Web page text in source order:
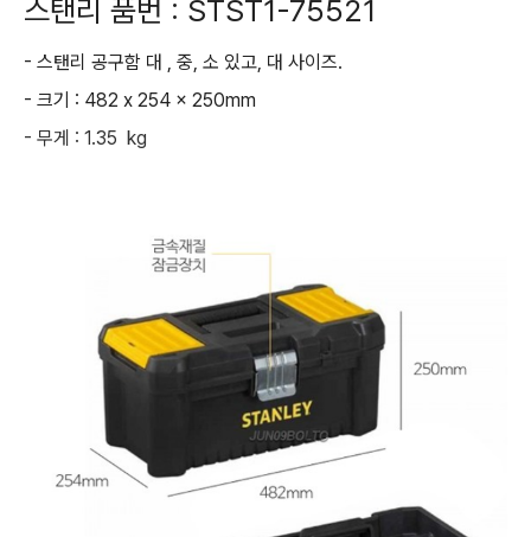
스탠리 품번 : STST1-75521
- 스탠리 공구함 대 , 중, 소 있고, 대 사이즈.
- 크기 : 482 x 254 x 250mm
- 무게 : 1.35 kg